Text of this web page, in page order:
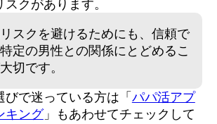
クがあります。
スクを避けるためにも、信頼で
定の男性との関係にとどめるこ
切です。
で迷っている方は「 パパ活アプ
キング」もあわせてチェックして